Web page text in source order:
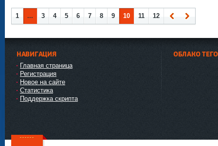
1 ... 3 4 5 6 7 8 9 10 11
12
НАВИГАЦИЯ
Главная страница
Регистрация
Новое на сайте
Статистика
Поддержка скрипта
ОБЛАКО